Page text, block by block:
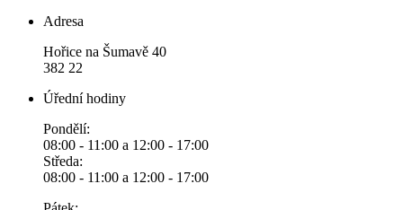
Adresa
Hořice na Šumavě 40
382 22
Úřední hodiny
Pondělí:
08:00 - 11:00 a 12:00 - 17:00
Středa:
08:00 - 11:00 a 12:00 - 17:00